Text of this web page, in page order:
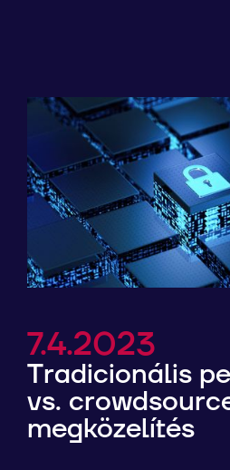
7.4.2023
Tradicionális
vs.
megközelítés